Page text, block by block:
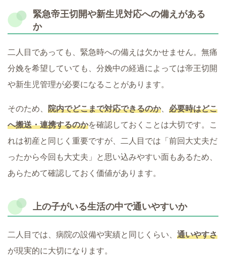
緊急帝王切開や新生児対応への備えがある
か
二人目であっても、緊急時への備えは欠かせません。無痛
分娩を希望していても、分娩中の経過によっては帝王切開
や新生児管理が必要になることがあります。
そのため、 院内でどこまで対応できるのか、 必要時はどこ
へ搬送・連携するのかを確認しておくことは大切です。こ
れは初産と同じく重要ですが、二人目では「前回大丈夫だ
ったから今回も大丈夫」と思い込みやすい面もあるため、
あらためて確認しておく価値があります。
上の子がいる生活の中で通いやすいか
二人目では、病院の設備や実績と同じくらい、 通いやすさ
が現実的に大切になります。